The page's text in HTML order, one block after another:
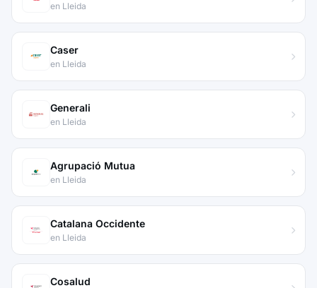
en Lleida
Caser
en Lleida
Generali
en Lleida
Agrupació Mutua
en Lleida
Catalana Occidente
en Lleida
Cosalud